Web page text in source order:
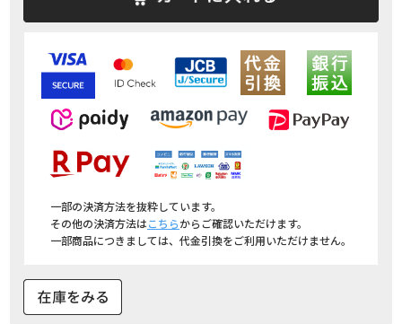
一部の決済方法を抜粋しています。
その他の決済方法はこちらからご確認いただけます。
一部商品につきましては、代金引換をご利用いただけません。